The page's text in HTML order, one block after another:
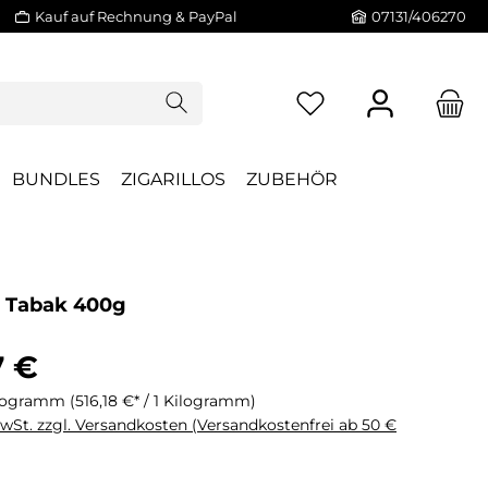
Kauf auf Rechnung & PayPal 07131/406270
BUNDLES ZIGARILLOS ZUBEHÖR
Tabak 400g
€
(516,18 €* / 1 Kilogramm)
zzgl. Versandkosten (Versandkostenfrei ab 50 €